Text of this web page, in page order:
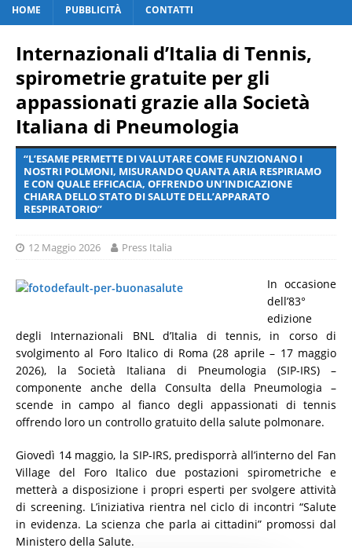
HOME PUBBLICITÀ CONTATTI
Internazionali d’Italia di Tennis,
spirometrie gratuite per gli
appassionati grazie alla Società
Italiana di Pneumologia
“L’ESAME PERMETTE DI VALUTARE COME FUNZIONANO I
NOSTRI POLMONI, MISURANDO QUANTA ARIA RESPIRIAMO
E CON QUALE EFFICACIA, OFFRENDO UN’INDICAZIONE
CHIARA DELLO STATO DI SALUTE DELL’APPARATO
RESPIRATORIO”
12 Maggio 2026 Press Italia
In occasione
dell’83°
edizione
degli Internazionali BNL d’Italia di tennis, in corso di
svolgimento al Foro Italico di Roma (28 aprile – 17 maggio
2026), la Società Italiana di Pneumologia (SIP-IRS) –
componente anche della Consulta della Pneumologia –
scende in campo al fianco degli appassionati di tennis
offrendo loro un controllo gratuito della salute polmonare.
Giovedì 14 maggio, la SIP-IRS, predisporrà all’interno del Fan
Village del Foro Italico due postazioni spirometriche e
metterà a disposizione i propri esperti per svolgere attività
di screening. L’iniziativa rientra nel ciclo di incontri “Salute
in evidenza. La scienza che parla ai cittadini” promossi dal
Ministero della Salute.